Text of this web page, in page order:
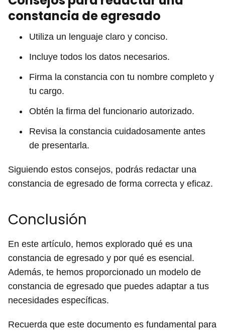
constancia de egresado
Utiliza un lenguaje claro y conciso.
Incluye todos los datos necesarios.
Firma la constancia con tu nombre completo y
tu cargo.
Obtén la firma del funcionario autorizado.
Revisa la constancia cuidadosamente antes
de presentarla.
Siguiendo estos consejos, podrás redactar una
constancia de egresado de forma correcta y eficaz.
Conclusión
En este artículo, hemos explorado qué es una
constancia de egresado y por qué es esencial.
Además, te hemos proporcionado un modelo de
constancia de egresado que puedes adaptar a tus
necesidades específicas.
Recuerda que este documento es fundamental para